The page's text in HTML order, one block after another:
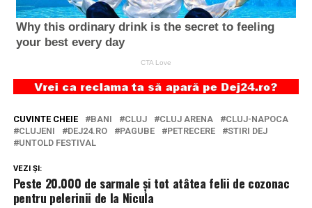
CUVINTE CHEIE BANI CLUJ CLUJ ARENA
CLUJ-NAPOCA
CLUJENI
DEJ24.RO PAGUBE PETRECERE
STIRI DEJ
UNTOLD FESTIVAL
VEZI ȘI:
Peste 20.000 de sarmale și tot atâtea felii de cozonac
pentru pelerinii de la Nicula